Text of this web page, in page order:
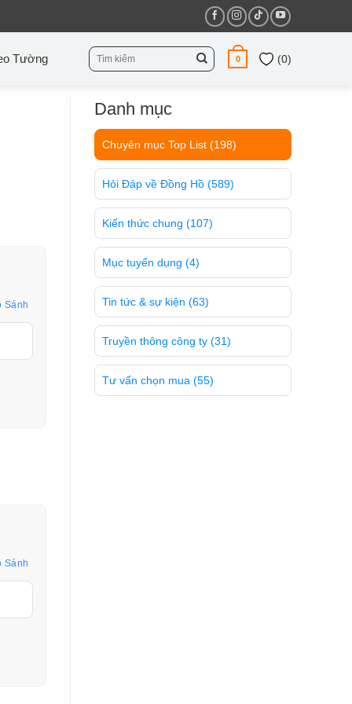
Tường
Tìm
kiếm:
0 (0)
Sánh
Sánh
Danh mục
Chuyên mục Top List (198)
Hỏi Đáp về Đồng Hồ (589)
Kiến thức chung (107)
Mục tuyển dụng (4)
Tin tức & sự kiện (63)
Truyền thông công ty (31)
Tư vấn chọn mua (55)